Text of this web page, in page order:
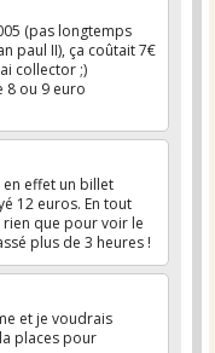
(pas longtemps
paul II), ça coûtait 7€
collector ;)
8 ou 9 euro
en effet un billet
12 euros. En tout
rien que pour voir le
plus de 3 heures !
et je voudrais
places pour